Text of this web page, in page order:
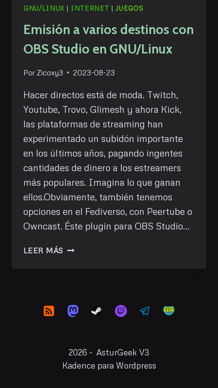
GNU/LINUX | INTERNET | JUEGOS
Emisión a varios destinos con
OBS Studio en GNU/Linux
Por Zicoxy3 2023-08-23
Hacer directos está de moda. Twitch,
Youtube, Trovo, Glimesh y ahora Kick,
las plataformas de streaming han
experimentado un subidón importante
en los últimos años, pagando ingentes
cantidades de dinero a los estreamers
más populares. Imagina lo que ganan
ellos.Obviamente, también tenemos
opciones en el Fediverso, con Peertube o
Owncast. Éste plugin para OBS Studio…
LEER MÁS EMISIÓN
OBS
STUDIO
2026 - AsturGeek V3
Kadence para Wordpress